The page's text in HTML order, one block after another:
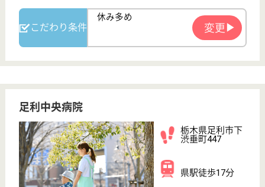
病院
栃木県の足利中央病院は、病院を運営しています。
車通勤OK
育休・産休
詳細を見る WEB問合せ